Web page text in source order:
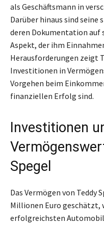
als Geschäftsmann in
Darüber hinaus sind
deren Dokumentation
Aspekt, der ihm
Herausforderungen zeigt
Investitionen in
Vorgehen beim
finanziellen Erfolg sind.
Investitionen
Spegel
Das Vermögen von Teddy
Millionen Euro geschätzt,
erfolgreichsten